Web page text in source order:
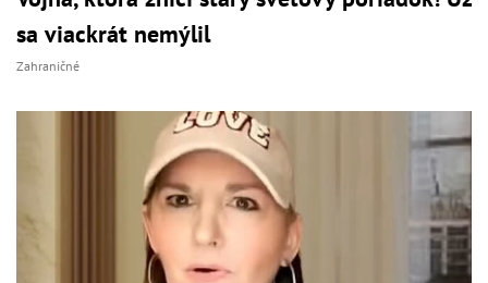
sa viackrát nemýlil
Zahraničné